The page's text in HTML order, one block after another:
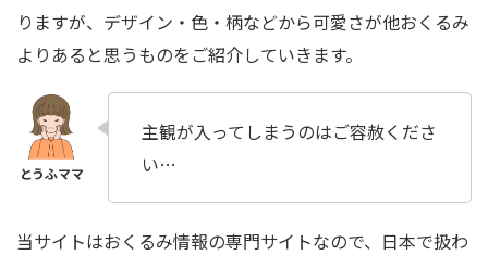
りますが、 デザイン・色・柄などから可愛さが他おくるみ
よりあると思うものをご紹介していきます。
主観が入ってしまうのはご容赦くださ
い…
当サイトはおくるみ情報の専門サイトなので、日本で扱わ